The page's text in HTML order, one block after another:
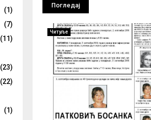
Погледај
Читуље
(1)
(7)
(11)
(23)
(22)
(1)